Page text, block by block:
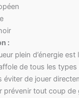
:
plein d’énergie est
de tous les types
éviter de jouer
prévenir tout coup de